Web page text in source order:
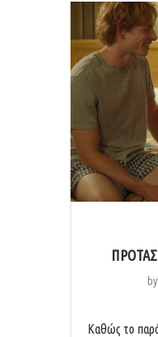
by
Καθώς το